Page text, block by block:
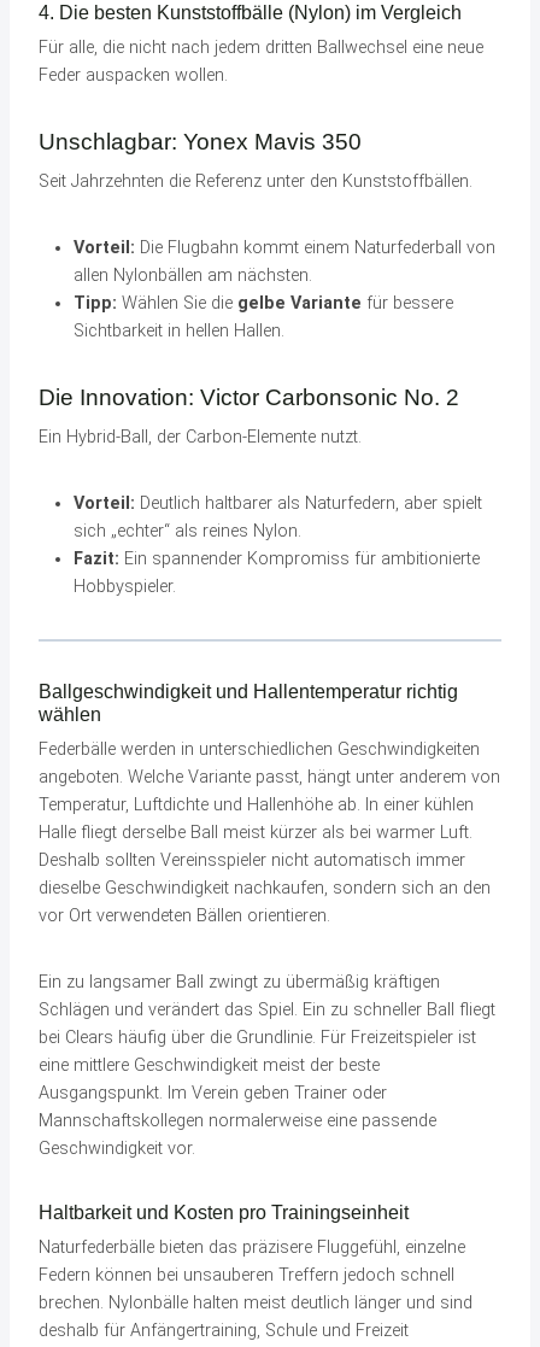
4. Die besten Kunststoffbälle (Nylon) im Vergleich
Für alle, die nicht nach jedem dritten Ballwechsel eine neue
Feder auspacken wollen.
Unschlagbar: Yonex Mavis 350
Seit Jahrzehnten die Referenz unter den Kunststoffbällen.
Vorteil: Die Flugbahn kommt einem Naturfederball von
allen Nylonbällen am nächsten.
Tipp: Wählen Sie die gelbe Variante für bessere
Sichtbarkeit in hellen Hallen.
Die Innovation: Victor Carbonsonic No. 2
Ein Hybrid-Ball, der Carbon-Elemente nutzt.
Vorteil: Deutlich haltbarer als Naturfedern, aber spielt
sich „echter“ als reines Nylon.
Fazit: Ein spannender Kompromiss für ambitionierte
Hobbyspieler.
Ballgeschwindigkeit und Hallentemperatur richtig
wählen
Federbälle werden in unterschiedlichen Geschwindigkeiten
angeboten. Welche Variante passt, hängt unter anderem von
Temperatur, Luftdichte und Hallenhöhe ab. In einer kühlen
Halle fliegt derselbe Ball meist kürzer als bei warmer Luft.
Deshalb sollten Vereinsspieler nicht automatisch immer
dieselbe Geschwindigkeit nachkaufen, sondern sich an den
vor Ort verwendeten Bällen orientieren.
Ein zu langsamer Ball zwingt zu übermäßig kräftigen
Schlägen und verändert das Spiel. Ein zu schneller Ball fliegt
bei Clears häufig über die Grundlinie. Für Freizeitspieler ist
eine mittlere Geschwindigkeit meist der beste
Ausgangspunkt. Im Verein geben Trainer oder
Mannschaftskollegen normalerweise eine passende
Geschwindigkeit vor.
Haltbarkeit und Kosten pro Trainingseinheit
Naturfederbälle bieten das präzisere Fluggefühl, einzelne
Federn können bei unsauberen Treffern jedoch schnell
brechen. Nylonbälle halten meist deutlich länger und sind
deshalb für Anfängertraining, Schule und Freizeit